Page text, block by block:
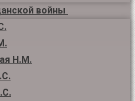
войны
Н.М.